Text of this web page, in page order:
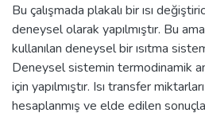
Bu çalışmada plakalı bir ısı
deneysel olarak yapılmıştır. Bu
kullanılan deneysel bir ısıtma
Deneysel sistemin termodinamik
için yapılmıştır. Isı transfer
hesaplanmış ve elde edilen